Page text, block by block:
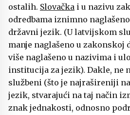
ostalih. Slovačka i u nazivu
odredbama iznimno
državni jezik. (U latvijskom
manje naglašeno u zakonskoj
više naglašeno u nazivima i
institucija za jezik). Dakle, ne
službeni (što je najrašireniji
jezik, stvarajući na taj način
znak jednakosti, odnosno